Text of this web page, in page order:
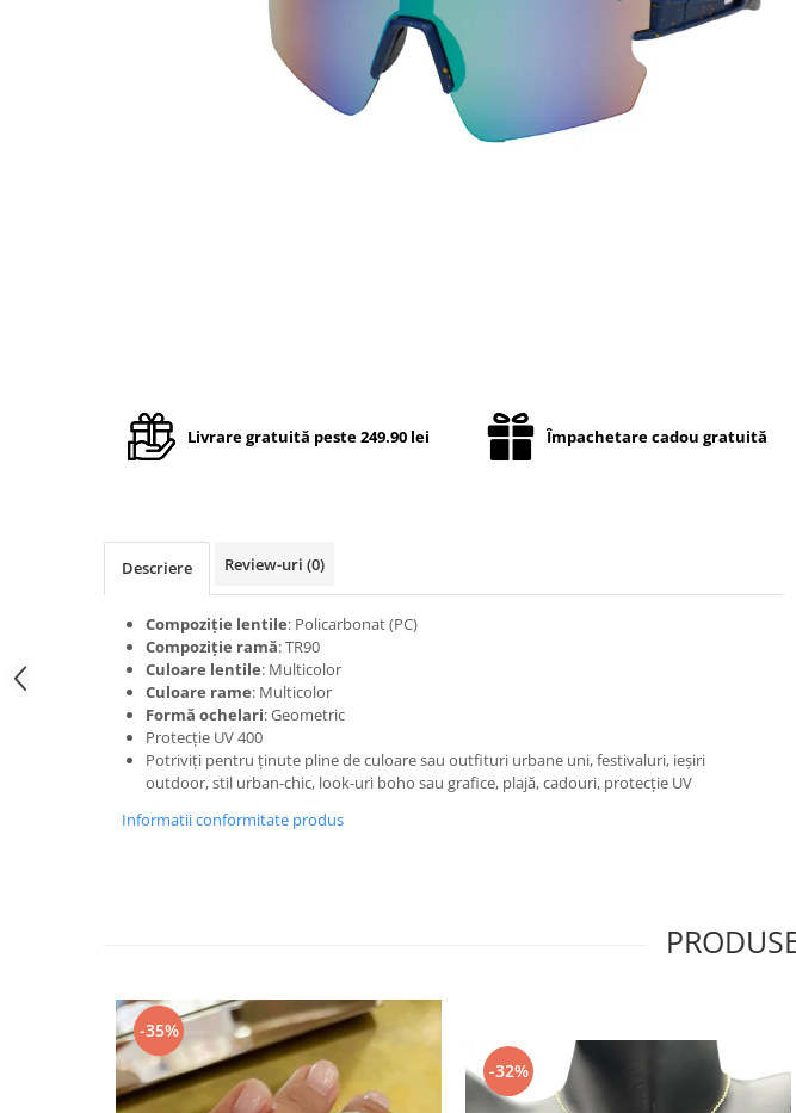
Livrare gratuită peste 249.90 lei Împachetare cadou gratuită
Descriere Review-uri (0)
Compoziție lentile: Policarbonat (PC)
Compoziție ramă: TR90
Culoare lentile: Multicolor
Culoare rame: Multicolor
Formă ochelari: Geometric
Protecție UV 400
Potriviți pentru ținute pline de culoare sau outfituri urbane uni, festivaluri, ieșiri
outdoor, stil urban-chic, look-uri boho sau grafice, plajă, cadouri, protecție UV
Informatii conformitate produs
-35%
-32%